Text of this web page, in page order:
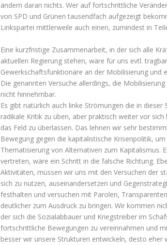
ändern daran nichts. Wer auf fortschrittliche
von SPD und Grünen tausendfach aufgezeigt
Linkspartei mittlerweile auch einen, zumindest in
Eine kurzfristige Zusammenarbeit, in der sich alle
aktuellen Regierung stehen, wäre für uns evtl.
Gewerkschaftsfunktionäre an der Mobilisierung und
Die genannten Versuche allerdings, die
nicht hinnehmbar.
Es gibt natürlich auch linke Strömungen die in
radikale Kritik zu üben, aber praktisch weiter vor
das Feld zu überlassen. Das lehnen wir sehr
Bewegung gegen die kapitalistische Krisenpolitik,
Thematisierung von Alternativen zum Kapitalismus.
vertreten, wäre ein Schritt in die falsche Richtung.
Aktivitäten, müssen wir uns mit den Versuchen der
sich zu nutzen, auseinandersetzen und
festhalten und versuchen mit Parolen,
deutlicher zum Ausdruck zu bringen. Wir kommen
der sich die Sozialabbauer und Kriegstreiber im
fortschrittliche Bewegungen zu vereinnahmen und
besser wir unsere Strukturen entwickeln, desto eher